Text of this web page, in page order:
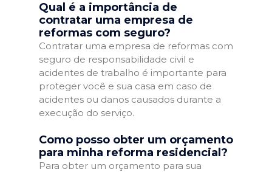
Qual é a importância de
contratar uma empresa de
reformas com seguro?
Contratar uma empresa de reformas com
seguro de responsabilidade civil e
acidentes de trabalho é importante para
proteger você e sua casa em caso de
acidentes ou danos causados durante a
execução do serviço.
Como posso obter um orçamento
para minha reforma residencial?
Para obter um orçamento para sua